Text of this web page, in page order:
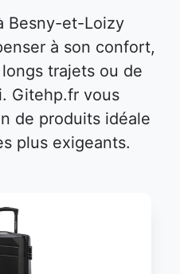
Besny-et-Loizy
à son confort,
trajets ou de
Gitehp.fr vous
de produits idéale
plus exigeants.